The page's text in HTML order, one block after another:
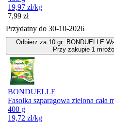
19,97 zł/kg
Cena
7,99 zł
Przydatny do 30-10-2026
Odbierz za 10 gr: BONDUELLE
Przy zakupie 1
BONDUELLE
Fasolka szparagowa zielona cała
400 g
19,72 zł/kg